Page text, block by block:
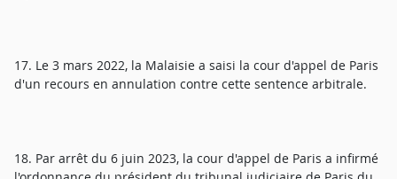
17. Le 3 mars 2022, la Malaisie a saisi la cour d'appel de Paris
d'un recours en annulation contre cette sentence arbitrale.
18. Par arrêt du 6 juin 2023, la cour d'appel de Paris a infirmé